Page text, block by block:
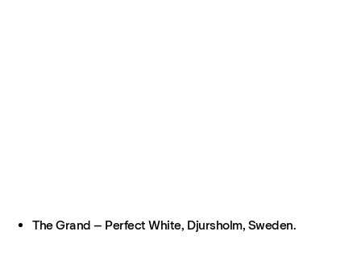
The Grand – Perfect White, Djursholm, Sweden.